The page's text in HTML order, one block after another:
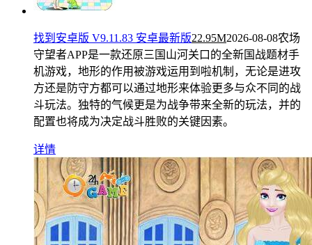
找到安卓版 V9.11.83 安卓最新版22.95M2026-08-08农场
守望者APP是一款还原三国山河关口的全新国战题材手
机游戏，地形的作用被游戏运用到啦机制，无论是进攻
方还是防守方都可以通过地形来体验更多与众不同的战
斗玩法。独特的气候更是为战争带来全新的玩法，并的
配置也将成为决定战斗胜败的关键因素。
详情